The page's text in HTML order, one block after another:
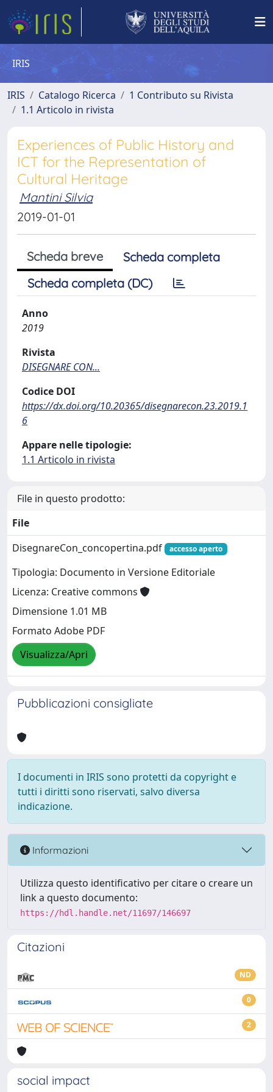
IRIS
IRIS Catalogo Ricerca
1 Contributo su Rivista
1.1 Articolo in rivista
Experiences of Public History and
ICT for the Representation of
Cultural Heritage
Mantini Silvia
2019-01-01
Scheda breve
Scheda completa
Scheda completa (DC)
Anno
2019
Rivista
DISEGNARE CON...
Codice DOI
https://dx.doi.org/10.20365/disegnarecon.23.2019.1
6
Appare nelle tipologie:
1.1 Articolo in rivista
File in questo prodotto:
File
DisegnareCon_concopertina.pdf
accesso aperto
Tipologia: Documento in Versione Editoriale
Licenza: Creative commons
Dimensione 1.01 MB
Formato Adobe PDF
Visualizza/Apri
Pubblicazioni consigliate
I documenti in IRIS sono protetti da copyright e
tutti i diritti sono riservati, salvo diversa
indicazione.
Informazioni
Utilizza questo identificativo per citare o creare un
link a questo documento:
https://hdl.handle.net/11697/146697
Citazioni
ND
0
2
social impact